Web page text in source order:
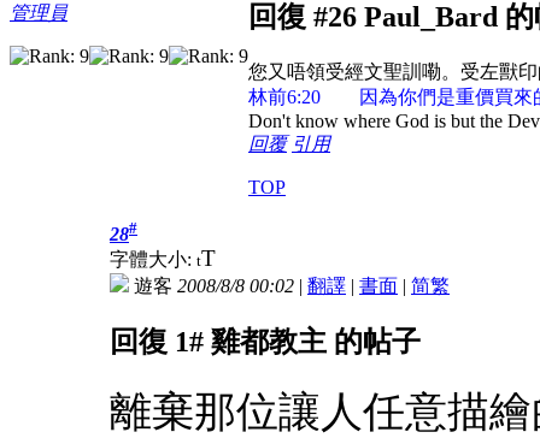
管理員 回復 #26 Paul_Bard
您又唔領受經文聖訓嘞。受左獸
林前6:20 因為你們是重價買來
Don't know where God is but the
回覆 引用
TOP
28#
字體大小: tT
遊客 2008/8/8 00:02 | 翻譯 | 書面 | 简繁
回復 1# 雞都教主 的帖子
離棄那位讓人任意描